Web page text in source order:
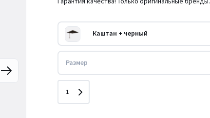
Каштан + черный
Размер
Количество
1